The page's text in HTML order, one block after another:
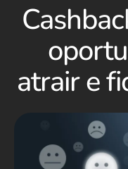
atrair e